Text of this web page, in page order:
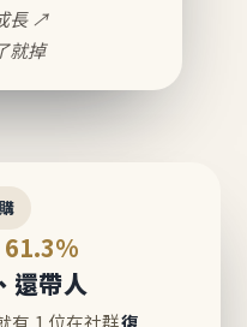
長 ↗
就掉
61.3%
還帶人
有 1 位在社群復